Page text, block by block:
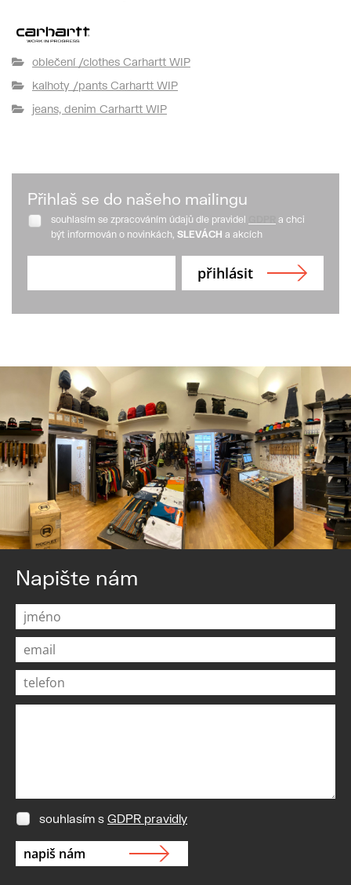
oblečení /clothes Carhartt WIP
kalhoty /pants Carhartt WIP
jeans, denim Carhartt WIP
Přihlaš se do našeho mailingu
souhlasím se zpracováním údajů dle pravidel
a chci
být informován o novinkách, SLEVÁCH a akcích
Napište nám
souhlasím s GDPR pravidly